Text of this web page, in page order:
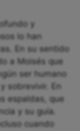
y
lo han
En su sentido
a Moisés que
ser humano
sobrevivir. En
espaldas, que
y su guía.
cuando